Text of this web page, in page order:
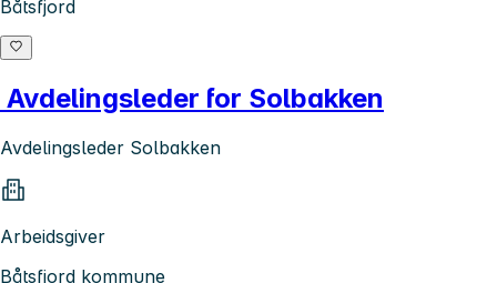
Båtsfjord
Avdelingsleder for Solbakken
Avdelingsleder Solbakken
Arbeidsgiver
Båtsfjord kommune